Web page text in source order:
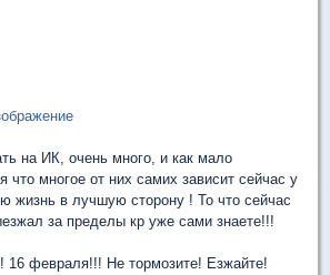
на ИК, очень много, и как мало
что многое от них самих зависит сейчас у
жизнь в лучшую сторону ! То что сейчас
за пределы кр уже сами знаете!!!
февраля!!! Не тормозите! Езжайте!